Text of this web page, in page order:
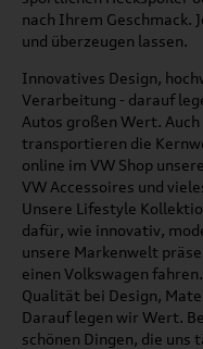
nach Ihrem Geschmack.
und überzeugen lassen.
Innovatives Design,
Verarbeitung - darauf
Autos großen Wert.
transportieren die
online im VW Shop
VW Accessoires und
Unsere Lifestyle
dafür, wie innovativ,
unsere Markenwelt
einen Volkswagen
Qualität bei Design,
Darauf legen wir Wert.
schönen Dingen, die uns